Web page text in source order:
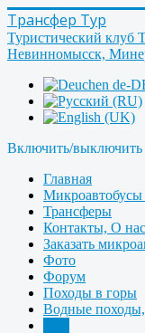
Трансфер Тур
Туристический клуб
Невинномысск,
Включить/
Главная
Микроавтобусы
Трансферы
Контакты, О нас
Заказать
Фото
Форум
Походы в горы
Водные